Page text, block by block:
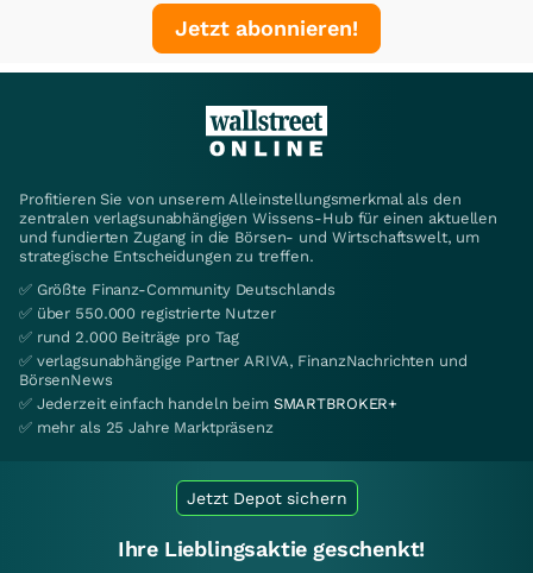
Jetzt abonnieren!
Profitieren Sie von unserem Alleinstellungsmerkmal als den
zentralen verlagsunabhängigen Wissens-Hub für einen aktuellen
und fundierten Zugang in die Börsen- und Wirtschaftswelt, um
strategische Entscheidungen zu treffen.
✅ Größte Finanz-Community Deutschlands
✅ über 550.000 registrierte Nutzer
✅ rund 2.000 Beiträge pro Tag
✅ verlagsunabhängige Partner ARIVA, FinanzNachrichten und
BörsenNews
✅ Jederzeit einfach handeln beim SMARTBROKER+
✅ mehr als 25 Jahre Marktpräsenz
Jetzt Depot sichern
Ihre Lieblingsaktie geschenkt!